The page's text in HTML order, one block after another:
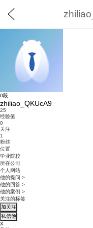
0段
zhiliao_QKUcA9
25
经验值
0
关注
1
粉丝
位置
毕业院校
所在公司
个人网站
他的提问 >
他的回答 >
他的案例 >
关注的标签
X